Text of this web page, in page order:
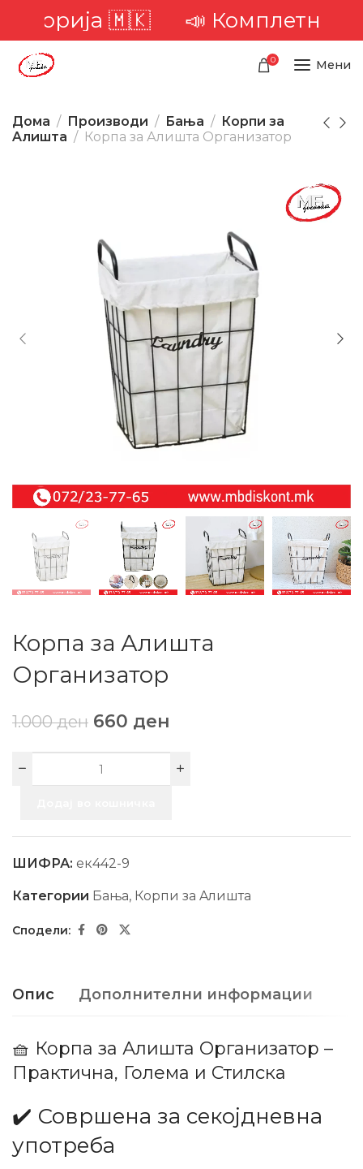
🇲🇰📣 Комплетна
0 Мени
Дома Производи Бања
Корпи за
Aлишта
Корпа за Алишта Организатор
Корпа за Алишта
Организатор
1.000ден 660 ден
ШИФРА: ек442-9
Категории Бања, Корпи за Aлишта
Опис Дополнителни информации
🧺 Корпа за Алишта Организатор –
Практична, Голема и Стилска
✔️ Совршена за секојдневна
употреба